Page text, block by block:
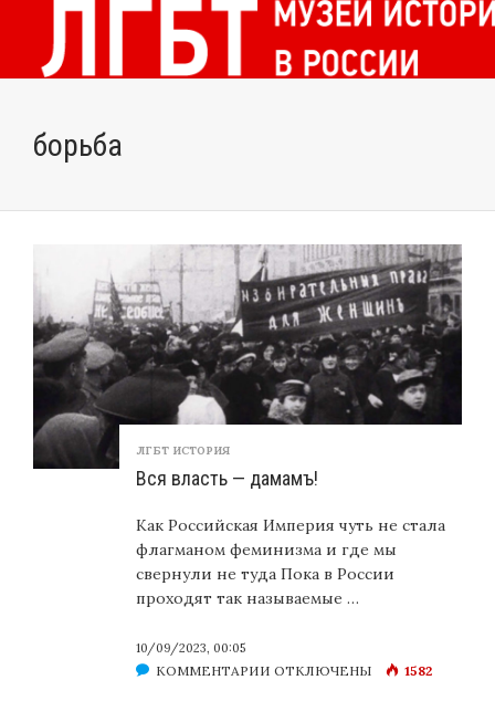
борьба
ЛГБТ ИСТОРИЯ
Вся власть — дамамъ!
Как Российская Империя чуть не стала
флагманом феминизма и где мы
свернули не туда Пока в России
проходят так называемые …
10/09/2023, 00:05
КОММЕНТАРИИКОТКЛЮЧЕНЫ 1582